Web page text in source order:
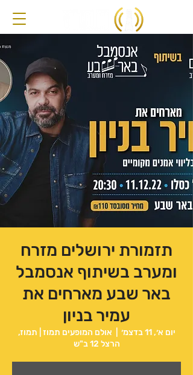
תזמורת ירושלים מזרח
ומערב בשיתוף אנסמבל
באר שבע מארחים את
עמיר בניון
יום א׳, 11 בדצמ׳
אולם המופעים תמוז | תמוז,
הרצל 12 ב"ש